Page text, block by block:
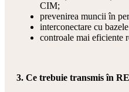
CIM;
prevenirea muncii în
interconectare cu
controale mai eficiente
3. Ce trebuie transmis în